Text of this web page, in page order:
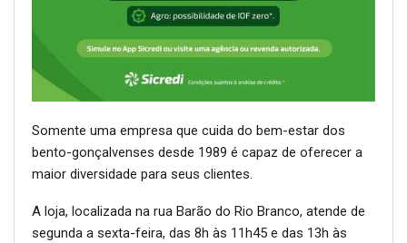
Somente uma empresa que cuida do bem-estar dos
bento-gonçalvenses desde 1989 é capaz de oferecer a
maior diversidade para seus clientes.
A loja, localizada na rua Barão do Rio Branco, atende de
segunda a sexta-feira, das 8h às 11h45 e das 13h às